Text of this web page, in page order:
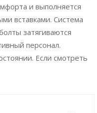
и выполняется
вставками. Система
затягиваются
персонал.
Если смотреть